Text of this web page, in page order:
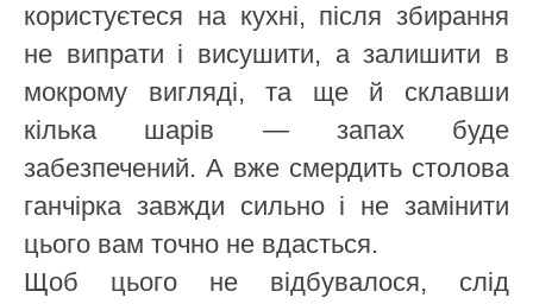
користуєтеся на кухні, після збирання
не випрати і висушити, а залишити в
мокрому вигляді, та ще й склавши
кілька шарів — запах буде
забезпечений. А вже смердить столова
ганчірка завжди сильно і не замінити
цього вам точно не вдасться.
Щоб цього не відбувалося, слід